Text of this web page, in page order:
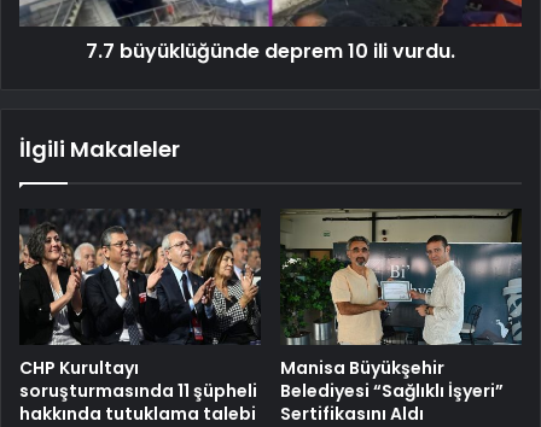
7.7 büyüklüğünde deprem 10 ili vurdu.
İlgili Makaleler
CHP Kurultayı
soruşturmasında 11 şüpheli
hakkında tutuklama talebi
Manisa Büyükşehir
Belediyesi “Sağlıklı İşyeri”
Sertifikasını Aldı